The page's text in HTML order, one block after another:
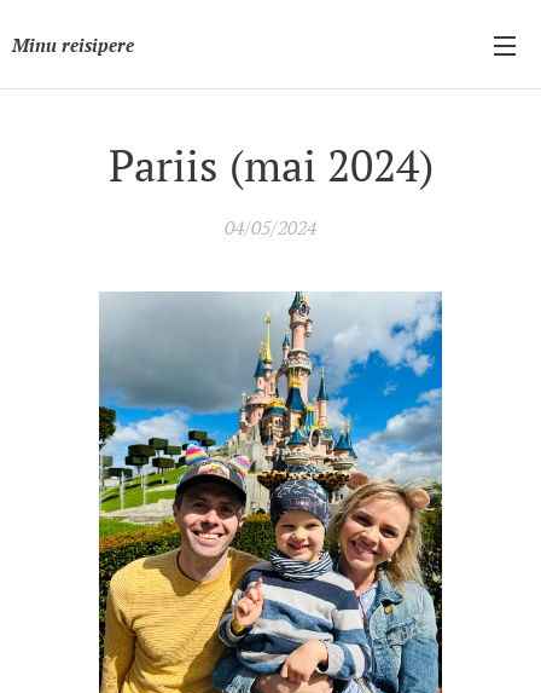
Minu reisipere
Pariis (mai 2024)
04/05/2024